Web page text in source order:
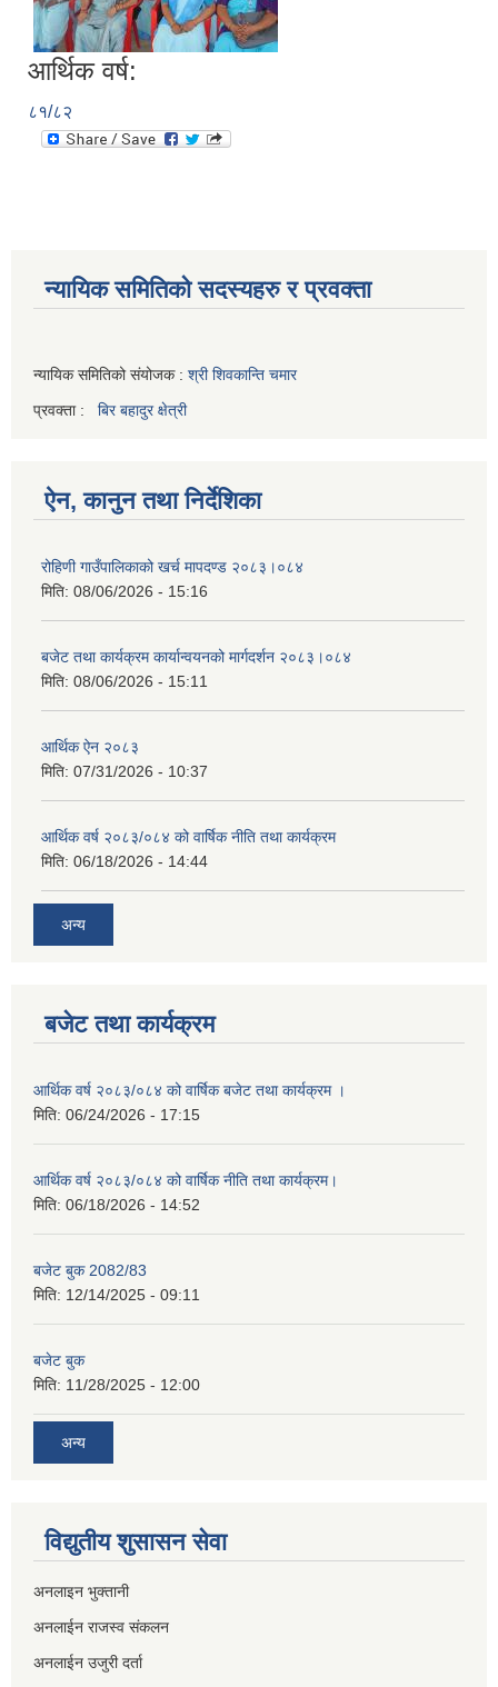
आर्थिक वर्ष:
८१/८२
न्यायिक समितिको सदस्यहरु र प्रवक्ता
न्यायिक समितिको संयोजक : श्री शिवकान्ति चमार
प्रवक्ता : बिर बहादुर क्षेत्री
ऐन, कानुन तथा निर्देशिका
रोहिणी गाउँपालिकाको खर्च मापदण्ड २०८३।०८४
मिति: 08/06/2026 - 15:16
बजेट तथा कार्यक्रम कार्यान्वयनको मार्गदर्शन २०८३।०८४
मिति: 08/06/2026 - 15:11
आर्थिक ऐन २०८३
मिति: 07/31/2026 - 10:37
आर्थिक वर्ष २०८३/०८४ को वार्षिक नीति तथा कार्यक्रम
मिति: 06/18/2026 - 14:44
अन्य
बजेट तथा कार्यक्रम
आर्थिक वर्ष २०८३/०८४ को वार्षिक बजेट तथा कार्यक्रम ।
मिति: 06/24/2026 - 17:15
आर्थिक वर्ष २०८३/०८४ को वार्षिक नीति तथा कार्यक्रम।
मिति: 06/18/2026 - 14:52
बजेट बुक 2082/83
मिति: 12/14/2025 - 09:11
बजेट बुक
मिति: 11/28/2025 - 12:00
अन्य
विद्युतीय शुसासन सेवा
अनलाइन भुक्तानी
अनलाईन राजस्व संकलन
अनलाईन उजुरी दर्ता